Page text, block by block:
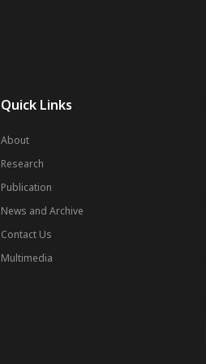
Quick Links
About
Research
Publication
News and Archive
Contact Us
Multimedia